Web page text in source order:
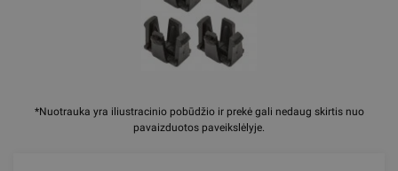
*Nuotrauka yra iliustracinio pobūdžio ir prekė gali nedaug skirtis nuo
pavaizduotos paveikslėlyje.